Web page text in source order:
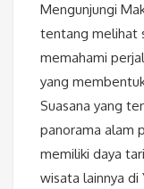
Mengunjungi
tentang melihat
memahami
yang
Suasana yang
panorama alam
memiliki daya
wisata lainnya di